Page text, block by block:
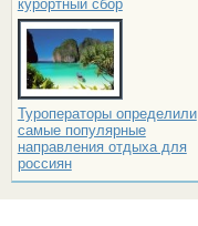
курортный сбор
Туроператоры определили
самые популярные
направления отдыха для
россиян